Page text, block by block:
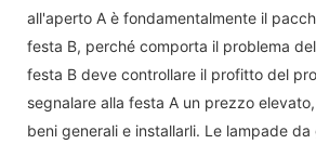
all'aperto A è fondamentalmente il
festa B, perché comporta il problema
festa B deve controllare il profitto del
segnalare alla festa A un prezzo
beni generali e installarli. Le lampade